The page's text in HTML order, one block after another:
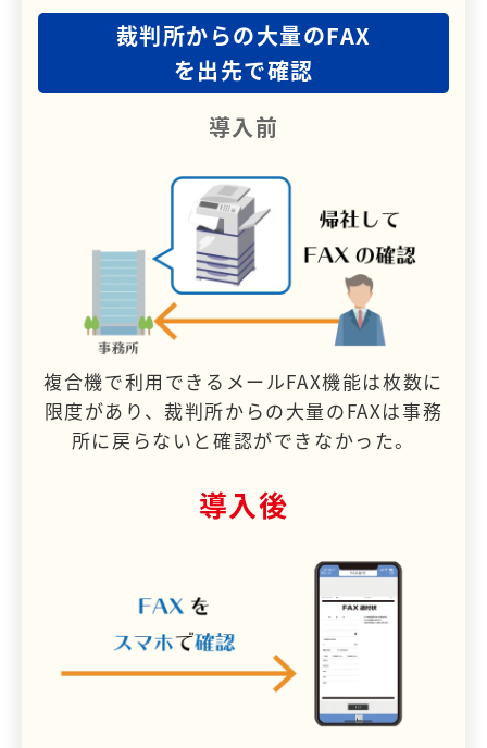
裁判所からの大量のFAX
を出先で確認
導入前
複合機で利用できるメールFAX機能は枚数に
限度があり、裁判所からの大量のFAXは事務
所に戻らないと確認ができなかった。
導入後